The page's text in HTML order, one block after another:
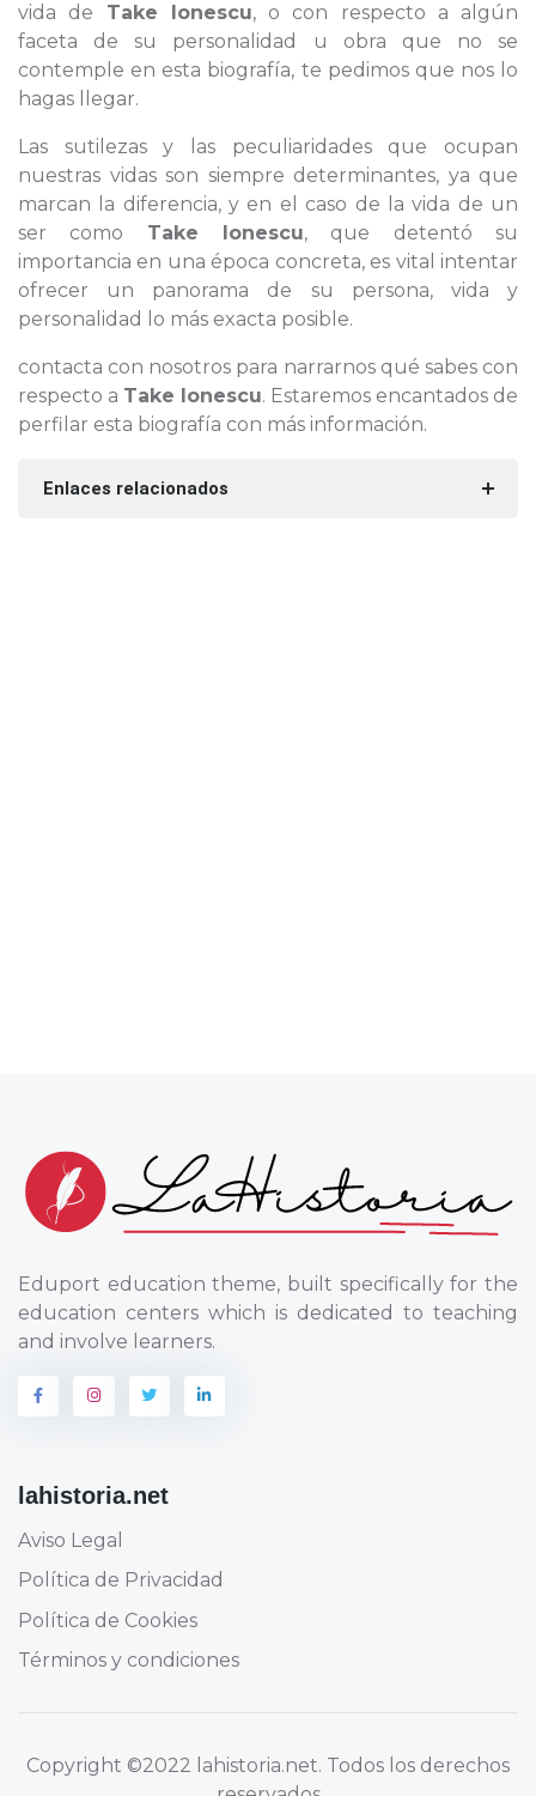
vida de Take Ionescu, o con respecto a algún
faceta de su personalidad u obra que no se
contemple en esta biografía, te pedimos que nos lo
hagas llegar.
Las sutilezas y las peculiaridades que ocupan
nuestras vidas son siempre determinantes, ya que
marcan la diferencia, y en el caso de la vida de un
ser como Take Ionescu, que detentó su
importancia en una época concreta, es vital intentar
ofrecer un panorama de su persona, vida y
personalidad lo más exacta posible.
contacta con nosotros para narrarnos qué sabes con
respecto a Take Ionescu. Estaremos encantados de
perfilar esta biografía con más información.
Enlaces relacionados
Eduport education theme, built specifically for the
education centers which is dedicated to teaching
and involve learners.
lahistoria.net
Aviso Legal
Política de Privacidad
Política de Cookies
Términos y condiciones
Copyright ©2022 lahistoria.net. Todos los derechos